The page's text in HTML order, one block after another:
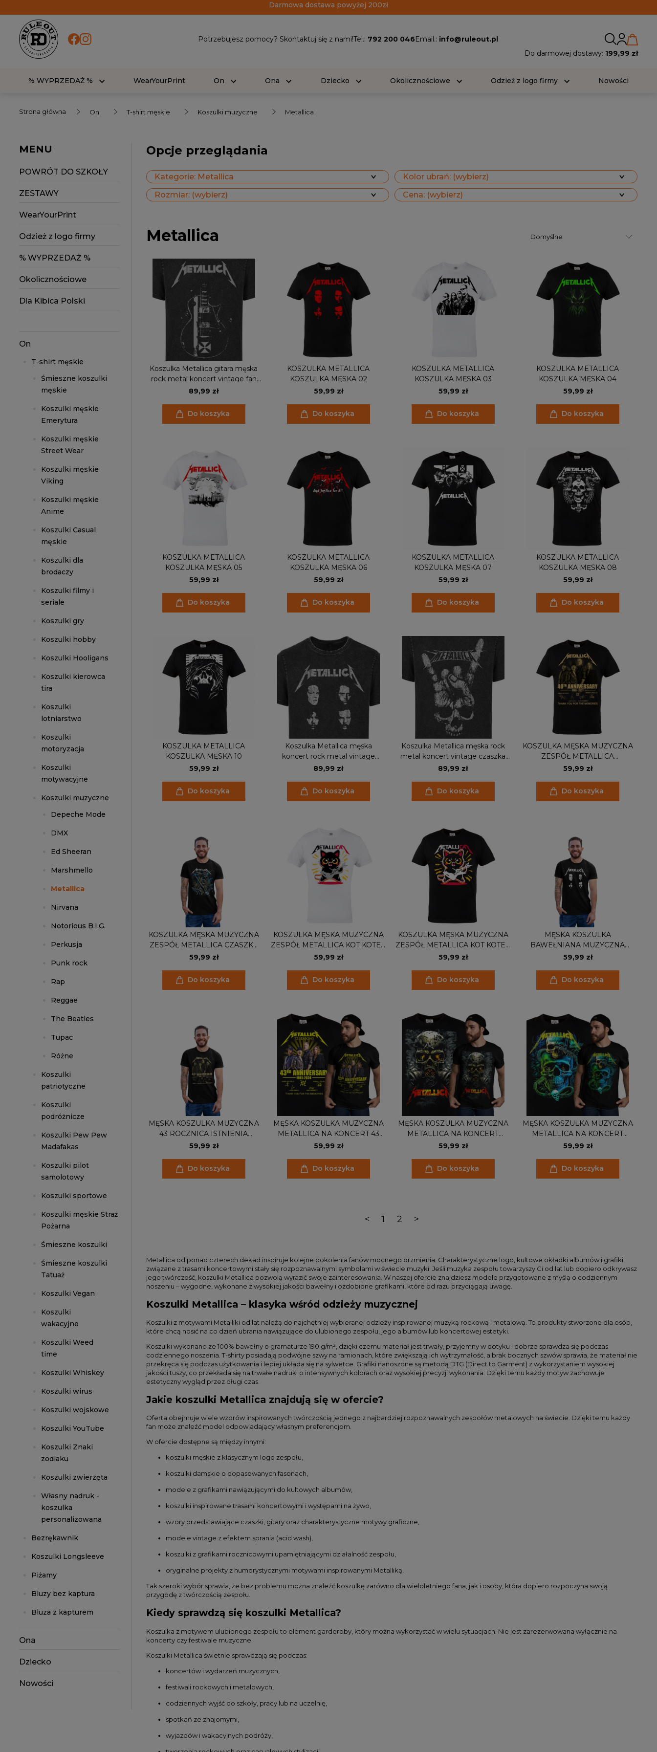
Darmowa dostawa powyżej 200zł
Potrzebujesz pomocy? Skontaktuj się z nami!Tel.: 792 200 046Email.: info@ruleout.pl
Do darmowej dostawy: 199,99 zł
% WYPRZEDAŻ % WearYourPrint On Ona Dziecko Okolicznościowe Odzież z logo firmy Nowości
Strona główna On T-shirt męskie Koszulki muzyczne Metallica
MENU
POWRÓT DO SZKOŁY
ZESTAWY
WearYourPrint
Odzież z logo firmy
% WYPRZEDAŻ %
Okolicznościowe
Dla Kibica Polski
On
T-shirt męskie
Śmieszne koszulki
męskie
Koszulki męskie
Emerytura
Koszulki męskie
Street Wear
Koszulki męskie
Viking
Koszulki męskie
Anime
Koszulki Casual
męskie
Koszulki dla
brodaczy
Koszulki filmy i
seriale
Koszulki gry
Koszulki hobby
Koszulki Hooligans
Koszulki kierowca
tira
Koszulki
lotniarstwo
Koszulki
motoryzacja
Koszulki
motywacyjne
Koszulki muzyczne
Depeche Mode
DMX
Ed Sheeran
Marshmello
Metallica
Nirvana
Notorious B.I.G.
Perkusja
Punk rock
Rap
Reggae
The Beatles
Tupac
Różne
Koszulki
patriotyczne
Koszulki
podróżnicze
Koszulki Pew Pew
Madafakas
Koszulki pilot
samolotowy
Koszulki sportowe
Koszulki męskie Straż
Pożarna
Śmieszne koszulki
Śmieszne koszulki
Tatuaż
Koszulki Vegan
Koszulki
wakacyjne
Koszulki Weed
time
Koszulki Whiskey
Koszulki wirus
Koszulki wojskowe
Koszulki YouTube
Koszulki Znaki
zodiaku
Koszulki zwierzęta
Własny nadruk -
koszulka
personalizowana
Bezrękawnik
Koszulki Longsleeve
Piżamy
Bluzy bez kaptura
Bluza z kapturem
Ona
Dziecko
Nowości
Opcje przeglądania
Kategorie: Metallica
Kolor ubrań: (wybierz)
Rozmiar: (wybierz)
Cena: (wybierz)
Metallica
Koszulka Metallica gitara męska
rock metal koncert vintage fan
efekt sprania acid wash
89,99 zł
Do koszyka
KOSZULKA METALLICA
KOSZULKA MĘSKA 02
59,99 zł
Do koszyka
KOSZULKA METALLICA
KOSZULKA MĘSKA 03
59,99 zł
Do koszyka
KOSZULKA METALLICA
KOSZULKA MĘSKA 04
59,99 zł
Do koszyka
KOSZULKA METALLICA
KOSZULKA MĘSKA 05
59,99 zł
Do koszyka
KOSZULKA METALLICA
KOSZULKA MĘSKA 06
59,99 zł
Do koszyka
KOSZULKA METALLICA
KOSZULKA MĘSKA 07
59,99 zł
Do koszyka
KOSZULKA METALLICA
KOSZULKA MĘSKA 08
59,99 zł
Do koszyka
KOSZULKA METALLICA
KOSZULKA MĘSKA 10
59,99 zł
Do koszyka
Koszulka Metallica męska
koncert rock metal vintage
prezent efekt sprania
89,99 zł
Do koszyka
Koszulka Metallica męska rock
metal koncert vintage czaszka
efekt sprania
89,99 zł
Do koszyka
KOSZULKA MĘSKA MUZYCZNA
ZESPÓŁ METALLICA
AUTOGRAFY THANK YOU FOR
59,99 zł
Do koszyka
KOSZULKA MĘSKA MUZYCZNA
ZESPÓŁ METALLICA CZASZKA
SZKIELET Z MIECZEM
59,99 zł
Do koszyka
KOSZULKA MĘSKA MUZYCZNA
ZESPÓŁ METALLICA KOT KOTEK
METALLICAT
59,99 zł
Do koszyka
KOSZULKA MĘSKA MUZYCZNA
ZESPÓŁ METALLICA KOT KOTEK
METALLICAT
59,99 zł
Do koszyka
MĘSKA KOSZULKA
BAWEŁNIANA MUZYCZNA
METALLICA
59,99 zł
Do koszyka
MĘSKA KOSZULKA MUZYCZNA
43 ROCZNICA ISTNIENIA
ZESPOŁU METALLICA
59,99 zł
Do koszyka
MĘSKA KOSZULKA MUZYCZNA
METALLICA NA KONCERT 43
ROCZNICA ISTNIENIA ZESPOŁU
59,99 zł
Do koszyka
MĘSKA KOSZULKA MUZYCZNA
METALLICA NA KONCERT
CZACHA
59,99 zł
Do koszyka
MĘSKA KOSZULKA MUZYCZNA
METALLICA NA KONCERT
CZACHA
59,99 zł
Do koszyka
< 1 2 >
Metallica od ponad czterech dekad inspiruje kolejne pokolenia fanów mocnego brzmienia. Charakterystyczne logo, kultowe okładki albumów i grafiki
związane z trasami koncertowymi stały się rozpoznawalnymi symbolami w świecie muzyki. Jeśli muzyka zespołu towarzyszy Ci od lat lub dopiero odkrywasz
jego twórczość, koszulki Metallica pozwolą wyrazić swoje zainteresowania. W naszej ofercie znajdziesz modele przygotowane z myślą o codziennym
noszeniu – wygodne, wykonane z wysokiej jakości bawełny i ozdobione grafikami, które od razu przyciągają uwagę.
Koszulki Metallica – klasyka wśród odzieży muzycznej
Koszulki z motywami Metalliki od lat należą do najchętniej wybieranej odzieży inspirowanej muzyką rockową i metalową. To produkty stworzone dla osób,
które chcą nosić na co dzień ubrania nawiązujące do ulubionego zespołu, jego albumów lub koncertowej estetyki.
Koszulki wykonano ze 100% bawełny o gramaturze 190 g/m², dzięki czemu materiał jest trwały, przyjemny w dotyku i dobrze sprawdza się podczas
codziennego noszenia. T-shirty posiadają podwójne szwy na ramionach, które zwiększają ich wytrzymałość, a brak bocznych szwów sprawia, że materiał nie
przekręca się podczas użytkowania i lepiej układa się na sylwetce. Grafiki nanoszone są metodą DTG (Direct to Garment) z wykorzystaniem wysokiej
jakości tuszy, co przekłada się na trwałe nadruki o intensywnych kolorach oraz wysokiej precyzji wykonania. Dzięki temu każdy motyw zachowuje
estetyczny wygląd przez długi czas.
Jakie koszulki Metallica znajdują się w ofercie?
Oferta obejmuje wiele wzorów inspirowanych twórczością jednego z najbardziej rozpoznawalnych zespołów metalowych na świecie. Dzięki temu każdy
fan może znaleźć model odpowiadający własnym preferencjom.
W ofercie dostępne są między innymi:
koszulki męskie z klasycznym logo zespołu,
koszulki damskie o dopasowanych fasonach,
modele z grafikami nawiązującymi do kultowych albumów,
koszulki inspirowane trasami koncertowymi i występami na żywo,
wzory przedstawiające czaszki, gitary oraz charakterystyczne motywy graficzne,
modele vintage z efektem sprania (acid wash),
koszulki z grafikami rocznicowymi upamiętniającymi działalność zespołu,
oryginalne projekty z humorystycznymi motywami inspirowanymi Metalliką.
Tak szeroki wybór sprawia, że bez problemu można znaleźć koszulkę zarówno dla wieloletniego fana, jak i osoby, która dopiero rozpoczyna swoją
przygodę z twórczością zespołu.
Kiedy sprawdzą się koszulki Metallica?
Koszulka z motywem ulubionego zespołu to element garderoby, który można wykorzystać w wielu sytuacjach. Nie jest zarezerwowana wyłącznie na
koncerty czy festiwale muzyczne.
Koszulki Metallica świetnie sprawdzają się podczas:
koncertów i wydarzeń muzycznych,
festiwali rockowych i metalowych,
codziennych wyjść do szkoły, pracy lub na uczelnię,
spotkań ze znajomymi,
wyjazdów i wakacyjnych podróży,